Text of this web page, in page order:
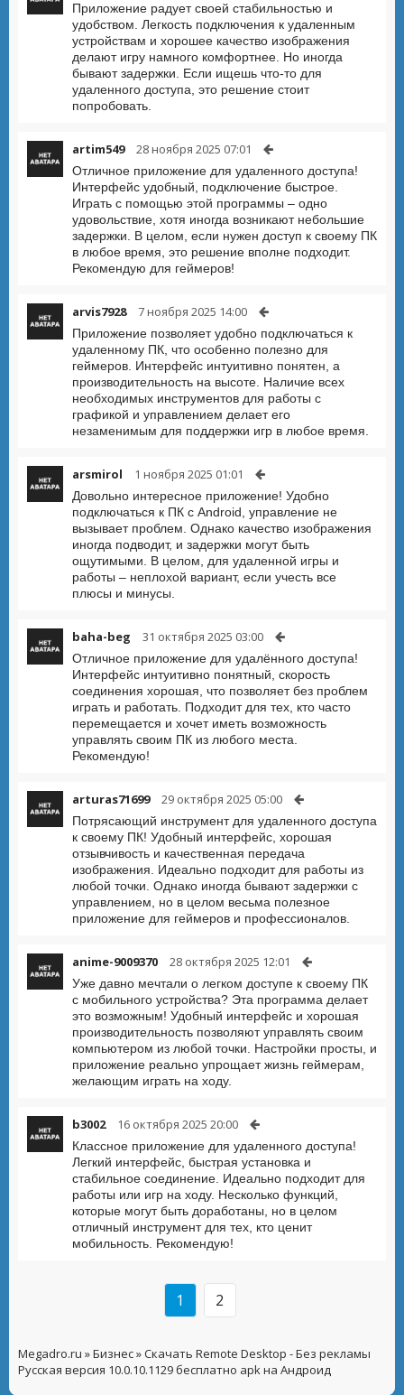
Приложение радует своей стабильностью и
удобством. Легкость подключения к удаленным
устройствам и хорошее качество изображения
делают игру намного комфортнее. Но иногда
бывают задержки. Если ищешь что-то для
удаленного доступа, это решение стоит
попробовать.
artim549 28 ноября 2025 07:01
Отличное приложение для удаленного доступа!
Интерфейс удобный, подключение быстрое.
Играть с помощью этой программы – одно
удовольствие, хотя иногда возникают небольшие
задержки. В целом, если нужен доступ к своему ПК
в любое время, это решение вполне подходит.
Рекомендую для геймеров!
arvis7928 7 ноября 2025 14:00
Приложение позволяет удобно подключаться к
удаленному ПК, что особенно полезно для
геймеров. Интерфейс интуитивно понятен, а
производительность на высоте. Наличие всех
необходимых инструментов для работы с
графикой и управлением делает его
незаменимым для поддержки игр в любое время.
arsmirol 1 ноября 2025 01:01
Довольно интересное приложение! Удобно
подключаться к ПК с Android, управление не
вызывает проблем. Однако качество изображения
иногда подводит, и задержки могут быть
ощутимыми. В целом, для удаленной игры и
работы – неплохой вариант, если учесть все
плюсы и минусы.
baha-beg 31 октября 2025 03:00
Отличное приложение для удалённого доступа!
Интерфейс интуитивно понятный, скорость
соединения хорошая, что позволяет без проблем
играть и работать. Подходит для тех, кто часто
перемещается и хочет иметь возможность
управлять своим ПК из любого места.
Рекомендую!
arturas71699 29 октября 2025 05:00
Потрясающий инструмент для удаленного доступа
к своему ПК! Удобный интерфейс, хорошая
отзывчивость и качественная передача
изображения. Идеально подходит для работы из
любой точки. Однако иногда бывают задержки с
управлением, но в целом весьма полезное
приложение для геймеров и профессионалов.
anime-9009370 28 октября 2025 12:01
Уже давно мечтали о легком доступе к своему ПК
с мобильного устройства? Эта программа делает
это возможным! Удобный интерфейс и хорошая
производительность позволяют управлять своим
компьютером из любой точки. Настройки просты, и
приложение реально упрощает жизнь геймерам,
желающим играть на ходу.
b3002 16 октября 2025 20:00
Классное приложение для удаленного доступа!
Легкий интерфейс, быстрая установка и
стабильное соединение. Идеально подходит для
работы или игр на ходу. Несколько функций,
которые могут быть доработаны, но в целом
отличный инструмент для тех, кто ценит
мобильность. Рекомендую!
1 2
Megadro.ru »Бизнес» Скачать Remote Desktop - Без рекламы
Русская версия 10.0.10.1129 бесплатно apk на Андроид